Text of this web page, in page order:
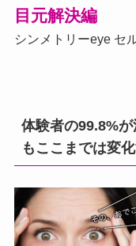
目元解決編
シンメトリーeye セ
体験者の99.8%
もここまでは変化